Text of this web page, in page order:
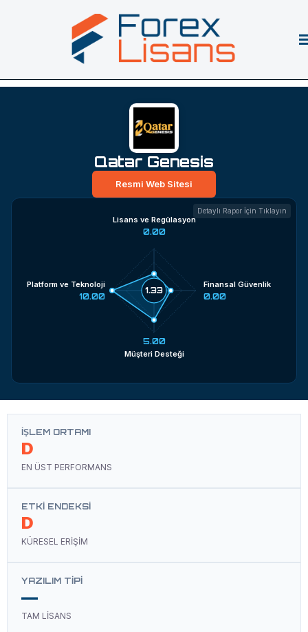
Qatar Genesis
Resmi Web Sitesi
Detaylı Rapor İçin Tıklayın
1.33
Lisans ve Regülasyon
0.00
Finansal Güvenlik
0.00
5.00
Müşteri Desteği
Platform ve Teknoloji
10.00
İŞLEM ORTAMI
D
EN ÜST PERFORMANS
ETKI ENDEKSI
D
KÜRESEL ERİŞİM
YAZILIM TIPI
—
TAM LİSANS